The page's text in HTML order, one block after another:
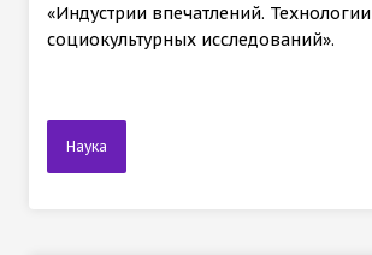
«Индустрии впечатлений. Технологии
социокультурных исследований».
Наука